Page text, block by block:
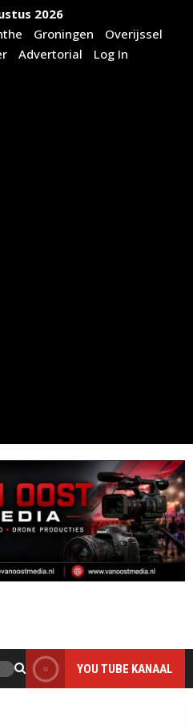
2026
Groningen
Overijssel
Advertorial Log In
YOU TUBE KANAAL